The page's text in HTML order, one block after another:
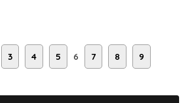
3 4 5 6 7 8 9